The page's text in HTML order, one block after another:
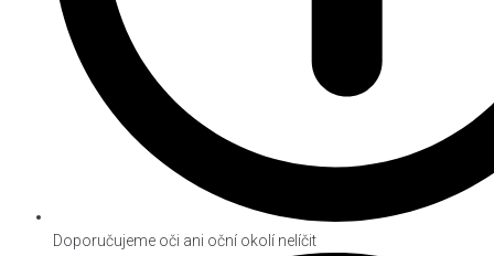
Doporučujeme oči ani oční okolí nelíčit